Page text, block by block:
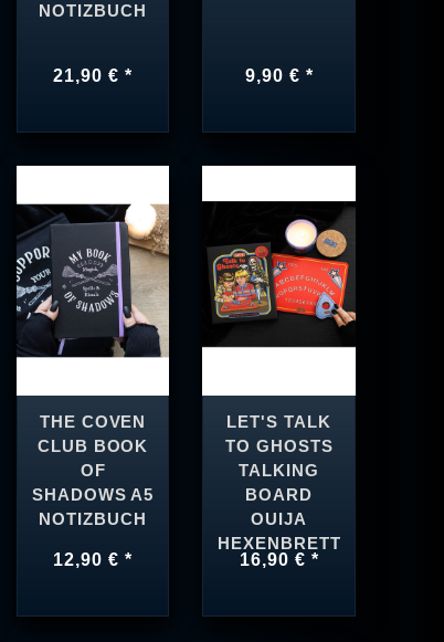
NOTIZBUCH
21,90 € * 9,90 € *
THE COVEN
CLUB BOOK
OF
SHADOWS A5
NOTIZBUCH
12,90 € *
LET'S TALK
TO GHOSTS
TALKING
BOARD
OUIJA
HEXENBRETT
16,90 € *